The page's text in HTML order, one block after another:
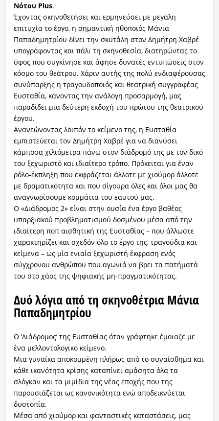
Νότου Plus.
Έχοντας σκηνοθετήσει και ερμηνεύσει με μεγάλη
επιτυχία το έργο, η σημαντική ηθοποιός Μάνια
Παπαδημητρίου δίνει την σκυτάλη στον Δημήτρη Χαβρέ
υπογράφοντας και πάλι τη σκηνοθεσία, διατηρώντας το
ύφος που συγκίνησε και άφησε δυνατές εντυπώσεις στον
κόσμο του θεάτρου. Χάριν αυτής της πολύ ενδιαφέρουσας
συνύπαρξης η τραγουδοποιός και θεατρική συγγραφέας
Ευσταθία, κάνοντας την ανάλογη προσαρμογή, μας
παραδίδει μια δεύτερη εκδοχή του πρώτου της θεατρικού
έργου.
Ανανεώνοντας λοιπόν το κείμενο της, η Ευσταθία
εμπιστεύεται τον Δημήτρη Χαβρέ για να διανύσει
κάμποσα χιλιόμετρα πάνω στον διάδρομό της με τον δικό
του ξεχωριστό και ιδιαίτερο τρόπο. Πρόκειται για έναν
ρόλο-έκπληξη που εκφράζεται άλλοτε με χιούμορ άλλοτε
με δραματικότητα και που σίγουρα όλες και όλοι μας θα
αναγνωρίσουμε κομμάτια του εαυτού μας.
Ο «Διάδρομος 2» είναι στην ουσία ένα έργο βαθέος
υπαρξιακού προβληματισμού δοσμένου μέσα από την
ιδιαίτερη ποπ αισθητική της Ευσταθίας – που άλλωστε
χαρακτηρίζει και σχεδόν όλο το έργο της, τραγούδια και
κείμενα – ως μία ενιαία ξεχωριστή έκφραση ενός
σύγχρονου ανθρώπου που αγωνιά να βρει τα πατήματά
του στο χάος της ψηφιακής μη-πραγματικότητας.
Δυό λόγια από τη σκηνοθέτρια Μάνια
Παπαδημητρίου
Ο ‘Διάδρομος’ της Ευσταθίας όταν γράφτηκε έμοιαζε με
ένα μελλοντολογικό κείμενο.
Μια γυναίκα αποκομμένη πλήρως από το συναίσθημα και
κάθε ικανότητα κρίσης καταπίνει αμάσητα όλα τα
σλόγκαν και τα μιμίδια της νέας εποχής που της
παρουσιάζεται ως κανονικότητα ενώ αποδεικνύεται
δυστοπία.
Μέσα από χιούμορ και φανταστικές καταστάσεις, μας